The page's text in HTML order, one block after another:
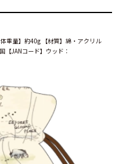
重量】約40g 【材質】綿・アクリル
【JANコード】ウッド：